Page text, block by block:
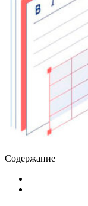
Содержание